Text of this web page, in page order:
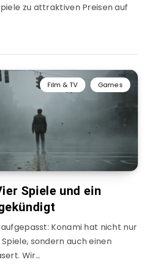
zu attraktiven Preisen auf
Film & TV Games
Spiele und ein
aufgepasst: Konami hat nicht nur
sondern auch einen
Wir…